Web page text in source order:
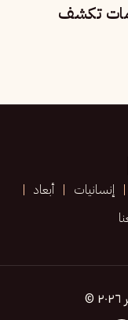
الحرارة القياسية.. 5 أزمات تكشف
إنسانيات
أبعاد